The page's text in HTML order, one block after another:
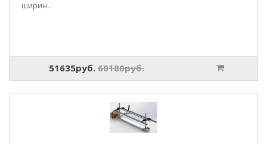
ширин..
51635руб. 60180руб.